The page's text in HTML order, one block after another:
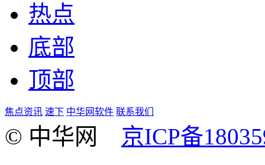
热点
底部
顶部
焦点资讯 速下 中华网软件 联系我们
© 中华网 京ICP备